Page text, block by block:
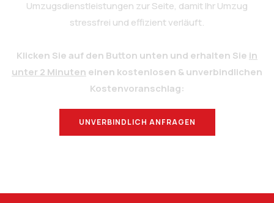
Umzugsdienstleistungen zur Seite, damit Ihr Umzug
stressfrei und effizient verläuft.
Klicken Sie auf den Button unten und erhalten Sie in
unter 2 Minuten einen kostenlosen & unverbindlichen
Kostenvoranschlag:
UNVERBINDLICH ANFRAGEN